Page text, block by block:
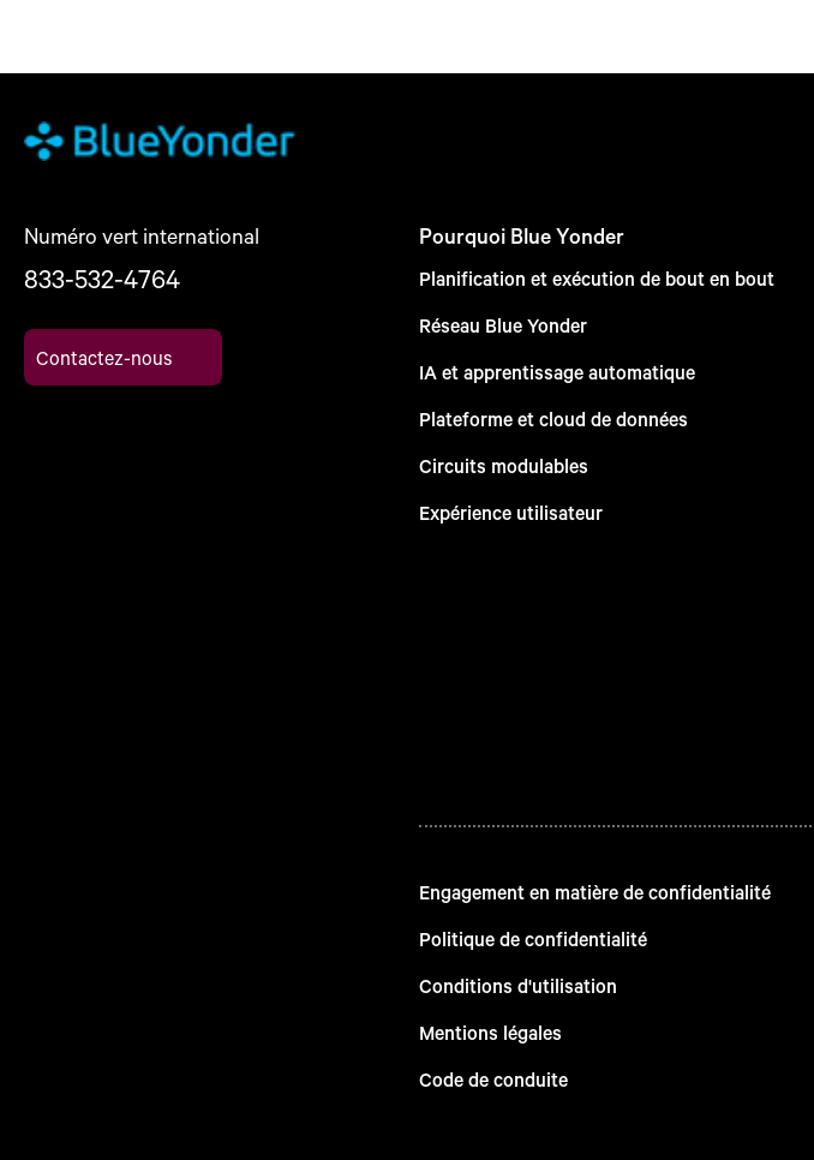
Numéro vert international
833-532-4764
Contactez-nous
Pourquoi Blue Yonder
Planification et exécution de bout en bout
Réseau Blue Yonder
IA et apprentissage automatique
Plateforme et cloud de données
Circuits modulables
Expérience utilisateur
Engagement en matière de confidentialité
Politique de confidentialité
Conditions d'utilisation
Mentions légales
Code de conduite